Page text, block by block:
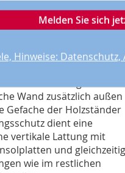
konnten diese
hier gar nicht
80-120 mm gewählt. Im
Wand zusätzlich außen
Gefache der Holzständer
dient eine
vertikale Lattung mit
und gleichzeitig
wie im restlichen
Melden Sie sich
Hinweise: